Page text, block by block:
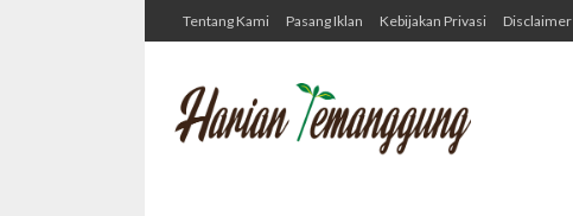
Tentang Kami Pasang Iklan Kebijakan Privasi Disclaimer